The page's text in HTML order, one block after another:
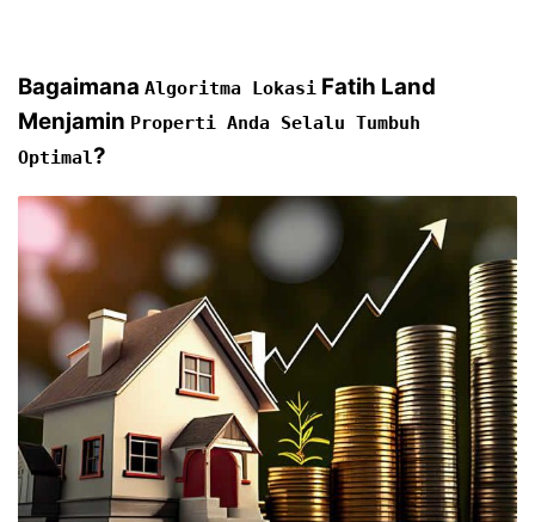
Bagaimana Algoritma Lokasi Fatih Land
Menjamin Properti Anda Selalu Tumbuh
Optimal?